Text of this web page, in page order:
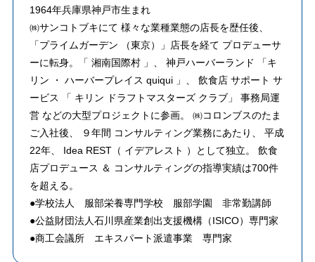
1964年兵庫県神戸市生まれ
㈱サンコトブキにて 様々な業種業態の店長を歴任後、
「プライムガーデン （東京）」店長を経て プロデューサ
ーに転身。「 湘南国際村 」、 神戸ハーバーランド 「キ
リン ・ ハーバープレイス quiqui 」、 飲食店 サポート サ
ービス 「 キリン ドラフトマスターズ クラブ」 事務局運
営 などの大型プロジェクトに参画。 ㈱コロンブスのたま
ご入社後、 ９年間 コンサルティング業務にあたり、 平成
22年、 Idea REST（ イデアレスト ）として独立。 飲食
店プロデュース ＆ コンサルティングの指導実績は700件
を超える。
●学校法人 服部栄養専門学校 服部学園 非常勤講師
●公益財団法人石川県産業創出支援機構（ISICO）専門家
●商工会議所 エキスパート派遣事業 専門家